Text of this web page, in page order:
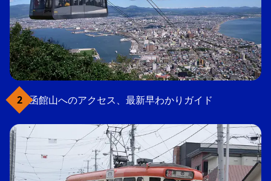
函館山へのアクセス、最新早わかりガイド